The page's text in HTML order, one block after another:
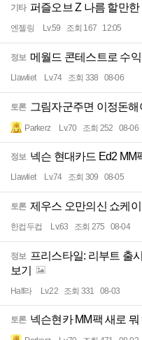
기타 퍼즐오브 Z 나름 할만한
엔젤링 Lv.59 조회 167 12:05
정보 메월드 콘테스트로 수
Llawliet Lv.74 조회 338 08-06
토론 그림자군주면 이정돈해
Parkerz Lv.70 조회 252 08-06
정보 넥슨 현대카드 Ed2 MM
Llawliet Lv.74 조회 309 08-05
토론 제우스 오만의신 쇼케
한컵두컵 Lv.63 조회 275 08-04
정보 프리스타일: 리부트 출
보기
Half라 Lv.22 조회 331 08-03
토론 넥슨현카 MM팩 새로 뭐